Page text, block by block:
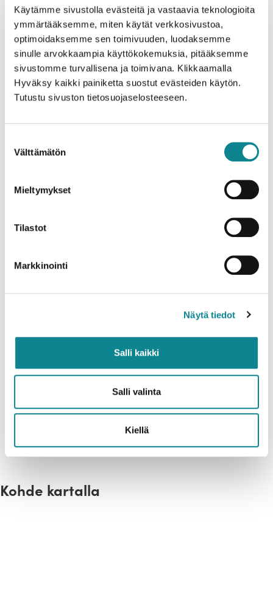
Käytämme sivustolla evästeitä ja vastaavia teknologioita
ymmärtääksemme, miten käytät verkkosivustoa,
optimoidaksemme sen toimivuuden, luodaksemme
sinulle arvokkaampia käyttökokemuksia, pitääksemme
sivustomme turvallisena ja toimivana. Klikkaamalla
Hyväksy kaikki painiketta suostut evästeiden käytön.
Tutustu sivuston tietosuojaselosteeseen.
valinta
Välttämätön
Mieltymykset
Tilastot
Markkinointi
Näytä tiedot
Salli kaikki
Salli valinta
Kiellä
Usva kulmasohva
Pingviini nojatuoli
Kohde kartalla